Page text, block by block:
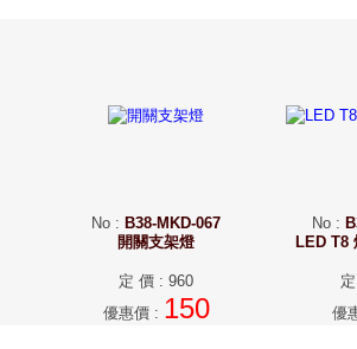
No : B38-MKD-067
開關支架燈
定 價 : 960
優惠價: 150
No:
LED T8
優